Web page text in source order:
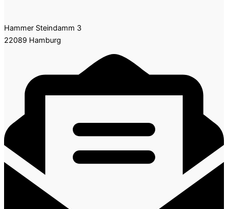
Hammer Steindamm 3
22089 Hamburg